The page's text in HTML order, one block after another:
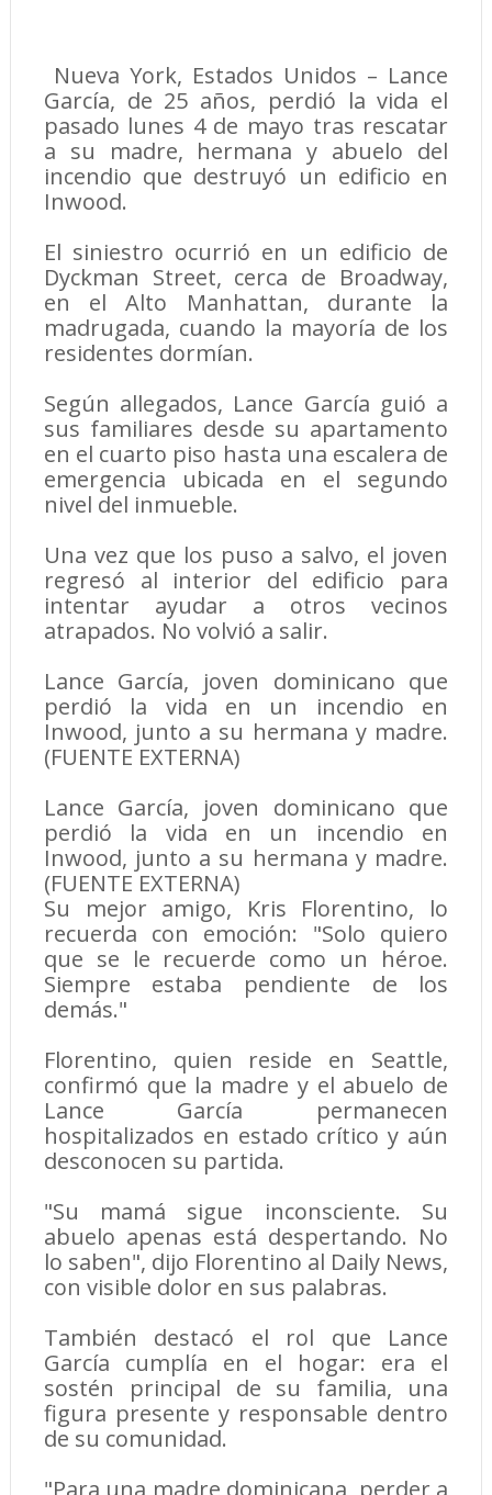
Nueva York, Estados Unidos – Lance
García, de 25 años, perdió la vida el
pasado lunes 4 de mayo tras rescatar
a su madre, hermana y abuelo del
incendio que destruyó un edificio en
Inwood.
El siniestro ocurrió en un edificio de
Dyckman Street, cerca de Broadway,
en el Alto Manhattan, durante la
madrugada, cuando la mayoría de los
residentes dormían.
Según allegados, Lance García guió a
sus familiares desde su apartamento
en el cuarto piso hasta una escalera de
emergencia ubicada en el segundo
nivel del inmueble.
Una vez que los puso a salvo, el joven
regresó al interior del edificio para
intentar ayudar a otros vecinos
atrapados. No volvió a salir.
Lance García, joven dominicano que
perdió la vida en un incendio en
Inwood, junto a su hermana y madre.
(FUENTE EXTERNA)
Lance García, joven dominicano que
perdió la vida en un incendio en
Inwood, junto a su hermana y madre.
(FUENTE EXTERNA)
Su mejor amigo, Kris Florentino, lo
recuerda con emoción: "Solo quiero
que se le recuerde como un héroe.
Siempre estaba pendiente de los
demás."
Florentino, quien reside en Seattle,
confirmó que la madre y el abuelo de
Lance García permanecen
hospitalizados en estado crítico y aún
desconocen su partida.
"Su mamá sigue inconsciente. Su
abuelo apenas está despertando. No
lo saben", dijo Florentino al Daily News,
con visible dolor en sus palabras.
También destacó el rol que Lance
García cumplía en el hogar: era el
sostén principal de su familia, una
figura presente y responsable dentro
de su comunidad.